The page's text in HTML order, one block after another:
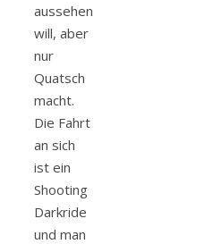
aussehen
will, aber
nur
Quatsch
macht.
Die Fahrt
an sich
ist ein
Shooting
Darkride
und man